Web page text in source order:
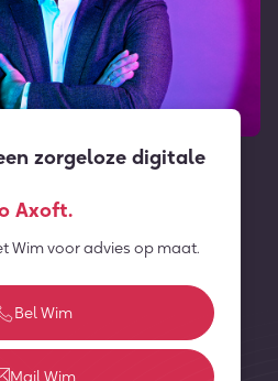
zorgeloze digitale
Axoft.
Wim voor advies op maat.
Bel Wim
Mail Wim